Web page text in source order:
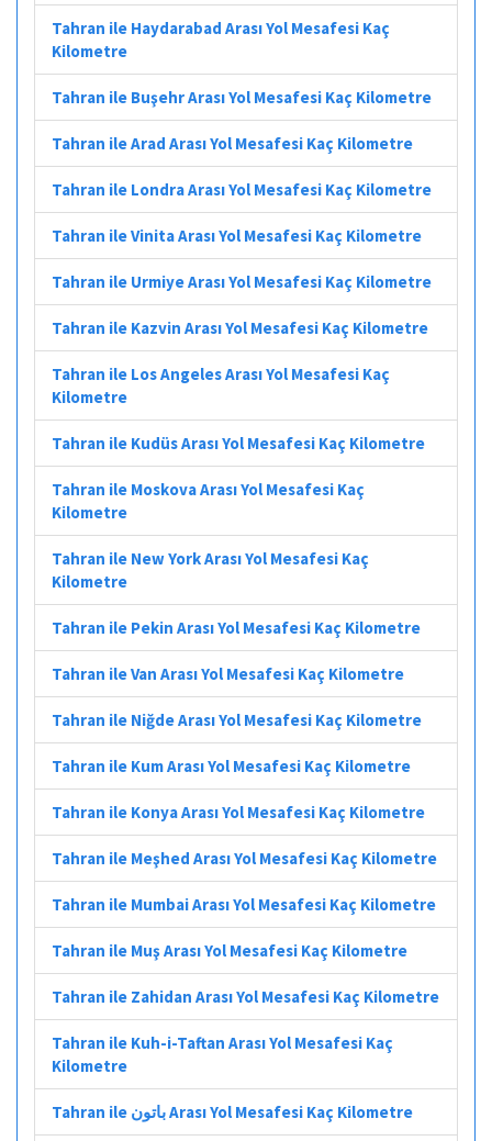
Tahran ile Haydarabad Arası Yol Mesafesi Kaç
Kilometre
Tahran ile Buşehr Arası Yol Mesafesi Kaç Kilometre
Tahran ile Arad Arası Yol Mesafesi Kaç Kilometre
Tahran ile Londra Arası Yol Mesafesi Kaç Kilometre
Tahran ile Vinita Arası Yol Mesafesi Kaç Kilometre
Tahran ile Urmiye Arası Yol Mesafesi Kaç Kilometre
Tahran ile Kazvin Arası Yol Mesafesi Kaç Kilometre
Tahran ile Los Angeles Arası Yol Mesafesi Kaç
Kilometre
Tahran ile Kudüs Arası Yol Mesafesi Kaç Kilometre
Tahran ile Moskova Arası Yol Mesafesi Kaç
Kilometre
Tahran ile New York Arası Yol Mesafesi Kaç
Kilometre
Tahran ile Pekin Arası Yol Mesafesi Kaç Kilometre
Tahran ile Van Arası Yol Mesafesi Kaç Kilometre
Tahran ile Niğde Arası Yol Mesafesi Kaç Kilometre
Tahran ile Kum Arası Yol Mesafesi Kaç Kilometre
Tahran ile Konya Arası Yol Mesafesi Kaç Kilometre
Tahran ile Meşhed Arası Yol Mesafesi Kaç Kilometre
Tahran ile Mumbai Arası Yol Mesafesi Kaç Kilometre
Tahran ile Muş Arası Yol Mesafesi Kaç Kilometre
Tahran ile Zahidan Arası Yol Mesafesi Kaç Kilometre
Tahran ile Kuh-i-Taftan Arası Yol Mesafesi Kaç
Kilometre
Tahran ile باتون Arası Yol Mesafesi Kaç Kilometre